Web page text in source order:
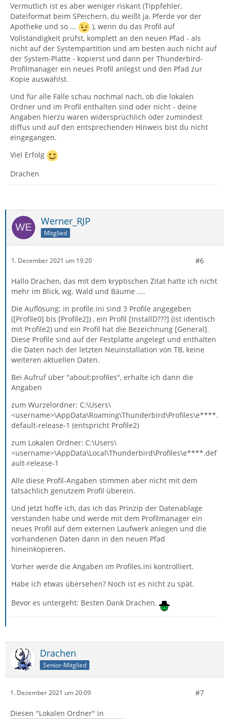
Vermutlich ist es aber weniger riskant (Tippfehler,
Dateiformat beim SPeichern, du weißt ja, Pferde vor der
Apotheke und so ...
), wenn du das Profil auf
Vollständigkeit prüfst, komplett an den neuen Pfad - als
nicht auf der Systempartition und am besten auch nicht auf
der System-Platte - kopierst und dann per Thunderbird-
Profilmanager ein neues Profil anlegst und den Pfad zur
Kopie auswählst.
Und für alle Fälle schau nochmal nach, ob die lokalen
Ordner und im Profil enthalten sind oder nicht - deine
Angaben hierzu waren widersprüchlich oder zumindest
diffus und auf den entsprechenden Hinweis bist du nicht
eingegangen.
Viel Erfolg
Drachen
Werner_RJP
Mitglied
1. Dezember 2021 um 19:20 #6
Hallo Drachen, das mit dem kryptischen Zitat hatte ich nicht
mehr im Blick, wg. Wald und Bäume ....
Die Auflösung: in profile.ini sind 3 Profile angegeben
([Profile0] bis [Profile2]) , ein Profil [InstallD???] (ist identisch
mit Profile2) und ein Profil hat die Bezeichnung [General].
Diese Profile sind auf der Festplatte angelegt und enthalten
die Daten nach der letzten Neuinstallation von TB, keine
weiteren aktuellen Daten.
Bei Aufruf über "about:profiles", erhalte ich dann die
Angaben
zum Wurzelordner: C:\Users\
<username>\AppData\Roaming\Thunderbird\Profiles\e****.
default-release-1 (entspricht Profile2)
zum Lokalen Ordner: C:\Users\
<username>\AppData\Local\Thunderbird\Profiles\e****.def
ault-release-1
Alle diese Profil-Angaben stimmen aber nicht mit dem
tatsächlich genutzem Profil überein.
Und jetzt hoffe ich, das ich das Prinzip der Datenablage
verstanden habe und werde mit dem Profilmanager ein
neues Profil auf dem externen Laufwerk anlegen und die
vorhandenen Daten dann in den neuen Pfad
hineinkopieren.
Vorher werde die Angaben im Profiles.ini kontrolliert.
Habe ich etwas übersehen? Noch ist es nicht zu spät.
Bevor es untergeht: Besten Dank Drachen.
Drachen
Senior-Mitglied
1. Dezember 2021 um 20:09 #7
Diesen "Lokalen Ordner" in